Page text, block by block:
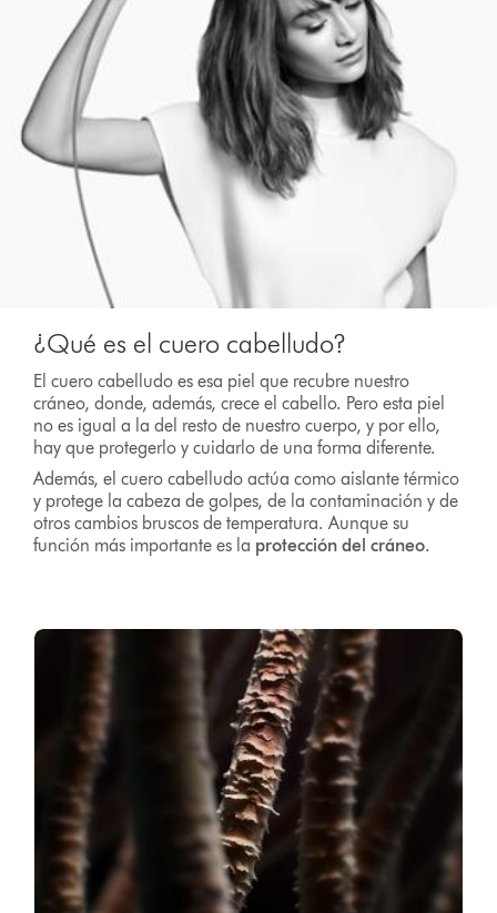
¿Qué es el cuero cabelludo?
El cuero cabelludo es esa piel que recubre nuestro
cráneo, donde, además, crece el cabello. Pero esta piel
no es igual a la del resto de nuestro cuerpo, y por ello,
hay que protegerlo y cuidarlo de una forma diferente.
Además, el cuero cabelludo actúa como aislante térmico
y protege la cabeza de golpes, de la contaminación y de
otros cambios bruscos de temperatura. Aunque su
función más importante es la protección del cráneo.